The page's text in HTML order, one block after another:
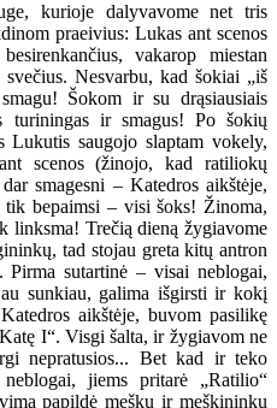
kurioje dalyvavome net tris
praeivius: Lukas ant scenos
vakarop miestan
Nesvarbu, kad šokiai „iš
Šokom ir su drąsiausiais
turiningas ir smagus! Po šokių
Lukutis saugojo slaptam vokely,
scenos (žinojo, kad ratiliokų
smagesni – Katedros aikštėje,
bepaimsi – visi šoks! Žinoma,
linksma! Trečią dieną žygiavome
tad stojau greta kitų antron
sutartinė – visai neblogai,
sunkiau, galima išgirsti ir kokį
aikštėje, buvom pasilikę
I“. Visgi šalta, ir žygiavom ne
nepratusios... Bet kad ir teko
jiems pritarė „Ratilio“
papildė meškų ir meškininkų